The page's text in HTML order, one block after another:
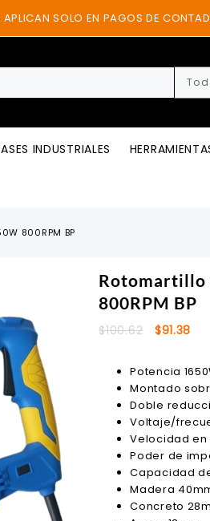
APLICAN SOLO EN PAGOS DE
INDUSTRIALES
800RPM BP
Rotomartillo
800RPM BP
$100.62
El
era:
$100.62.
$91.38
es:
Potencia
Montado
Doble
Voltaje/
Velocidad en
Poder de
Capacidad
Madera
Concreto